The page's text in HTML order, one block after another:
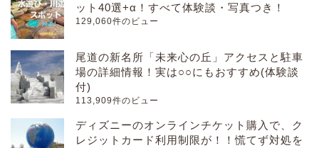
ット40選+α！すべて体験談・写真つき！
129,060件のビュー
尾道の新名所「未来心の丘」アクセスと駐車
場の詳細情報！実は○○にもおすすめ(体験談
付)
113,909件のビュー
ディズニーのオンラインチケット購入で、ク
レジットカード利用制限が！！慌てず対処を